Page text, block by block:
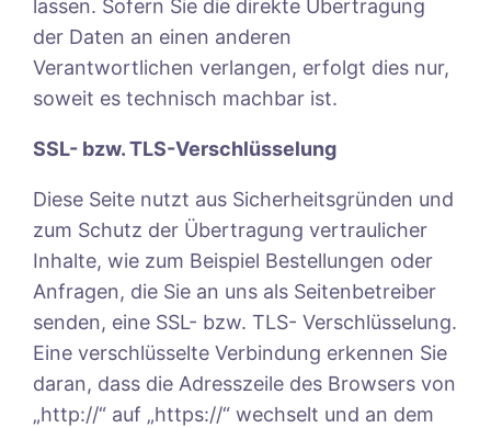
lassen. Sofern Sie die direkte Übertragung
der Daten an einen anderen
Verantwortlichen verlangen, erfolgt dies nur,
soweit es technisch machbar ist.
SSL- bzw. TLS-Verschlüsselung
Diese Seite nutzt aus Sicherheitsgründen und
zum Schutz der Übertragung vertraulicher
Inhalte, wie zum Beispiel Bestellungen oder
Anfragen, die Sie an uns als Seitenbetreiber
senden, eine SSL- bzw. TLS- Verschlüsselung.
Eine verschlüsselte Verbindung erkennen Sie
daran, dass die Adresszeile des Browsers von
„http://“ auf „https://“ wechselt und an dem